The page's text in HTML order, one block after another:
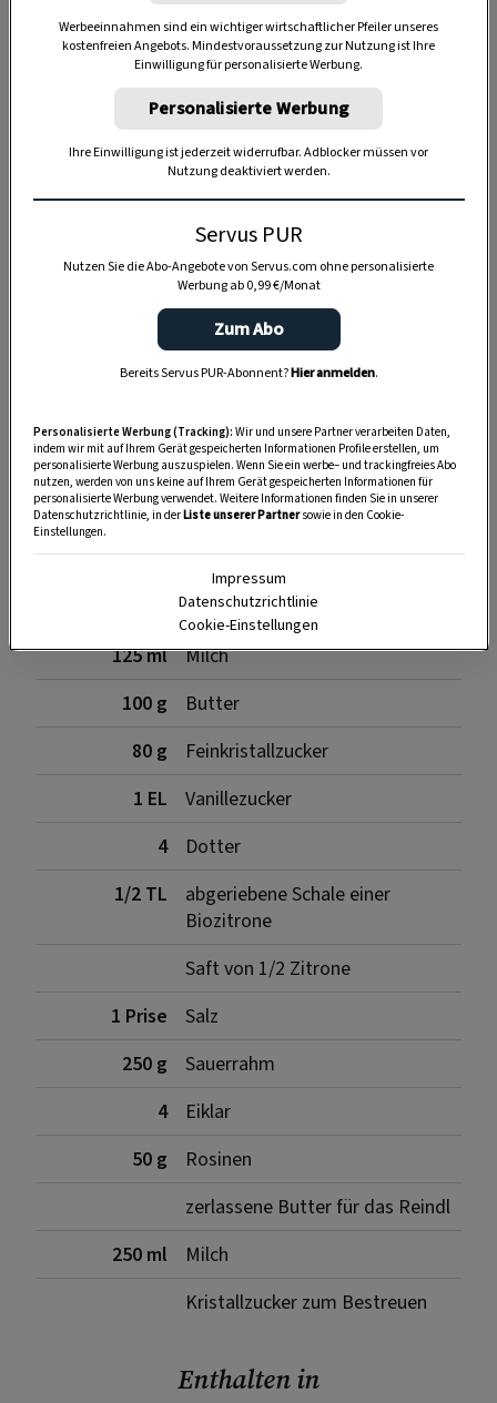
Für den Strudelteig
270 g
glattes Mehl
1
Ei (Größe M)
Öl
Weißweinessig
1 Prise
Salz
125 ml
lauwarmes Wasser
3 EL
zerlassene Butter
Für die Fülle
altbackene Semmeln
125 ml
Milch
100 g
Butter
80 g
Feinkristallzucker
1 EL
Vanillezucker
4
Dotter
1/2 TL
abgeriebene Schale einer
Biozitrone
Saft von 1/2 Zitrone
1 Prise
Salz
250 g
Sauerrahm
4
Eiklar
50 g
Rosinen
zerlassene Butter für das Reindl
250 ml
Milch
Kristallzucker zum Bestreuen
Enthalten in
Werbeeinnahmen sind ein wichtiger wirtschaftlicher Pfeiler unseres
kostenfreien Angebots. Mindestvoraussetzung zur Nutzung ist Ihre
Einwilligung für personalisierte Werbung.
Personalisierte Werbung
Ihre Einwilligung ist jederzeit widerrufbar. Adblocker müssen vor
Nutzung deaktiviert werden.
Servus PUR
Nutzen Sie die Abo-Angebote von Servus.com ohne personalisierte
Werbung ab 0,99 €/Monat
Zum Abo
Bereits Servus PUR-Abonnent?Hier anmelden.
Personalisierte Werbung (Tracking): Wir und unsere Partner verarbeiten Daten,
indem wir mit auf Ihrem Gerät gespeicherten Informationen Profile erstellen, um
personalisierte Werbung auszuspielen. Wenn Sie ein werbe– und trackingfreies Abo
nutzen, werden von uns keine auf Ihrem Gerät gespeicherten Informationen für
personalisierte Werbung verwendet. Weitere Informationen finden Sie in unserer
Datenschutzrichtlinie, in derListe unserer Partnersowie in den Cookie-
Einstellungen.
Impressum
Datenschutzrichtlinie
Cookie-Einstellungen